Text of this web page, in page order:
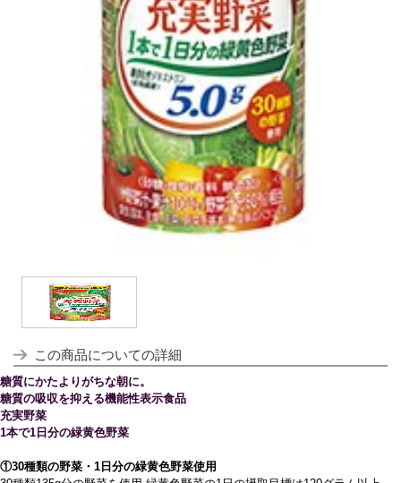
この商品についての詳細
糖質にかたよりがちな朝に。
糖質の吸収を抑える機能性表示食品
充実野菜
1本で1日分の緑黄色野菜
①30種類の野菜・1日分の緑黄色野菜使用